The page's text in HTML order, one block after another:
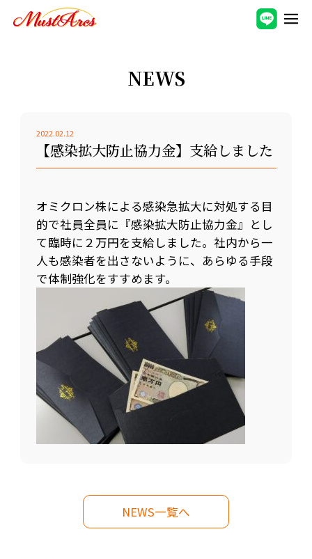
NEWS
2022.02.12
【感染拡大防止協力金】支給しました
オミクロン株による感染急拡大に対処する目
的で社員全員に『感染拡大防止協力金』とし
て臨時に２万円を支給しました。社内から一
人も感染者を出さないように、あらゆる手段
で体制強化をすすめます。
NEWS一覧へ